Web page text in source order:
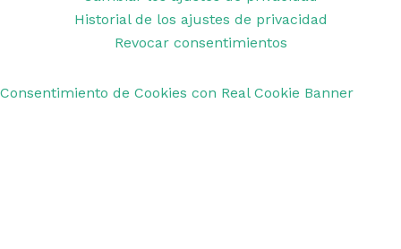
Historial de los ajustes de privacidad
Revocar consentimientos
Consentimiento de Cookies con Real Cookie Banner